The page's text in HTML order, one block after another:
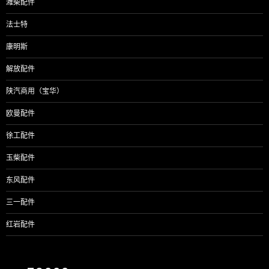
潍柴配件
法士特
康明斯
解放配件
陕汽商用（宝华）
欧曼配件
徐工配件
玉柴配件
东风配件
三一配件
红岩配件